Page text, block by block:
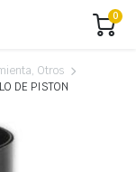
0
Otros
DE PISTON